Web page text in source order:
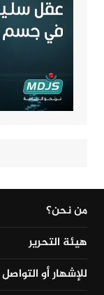
من نحن؟
هيئة التحرير
للإشهار أو التواصل